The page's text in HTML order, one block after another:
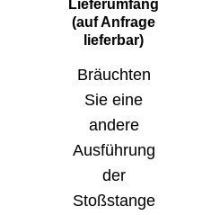
Lieferumfang
(auf Anfrage
lieferbar)
Bräuchten
Sie eine
andere
Ausführung
der
Stoßstange